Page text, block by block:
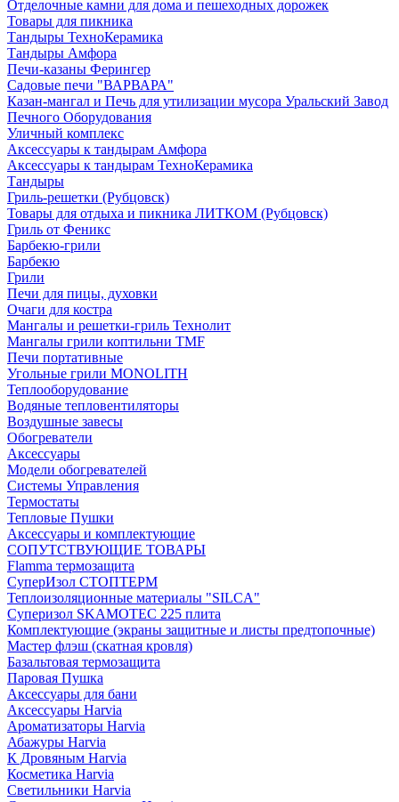
Отделочные камни для дома и пешеходных дорожек
Товары для пикника
Тандыры ТехноКерамика
Тандыры Амфора
Печи-казаны Ферингер
Садовые печи "ВАРВАРА"
Казан-мангал и Печь для утилизации мусора Уральский Завод
Печного Оборудования
Уличный комплекс
Аксессуары к тандырам Амфора
Аксессуары к тандырам ТехноКерамика
Тандыры
Гриль-решетки (Рубцовск)
Товары для отдыха и пикника ЛИТКОМ (Рубцовск)
Гриль от Феникс
Барбекю-грили
Барбекю
Грили
Печи для пицы, духовки
Очаги для костра
Мангалы и решетки-гриль Технолит
Мангалы грили коптильни TMF
Печи портативные
Угольные грили MONOLITH
Теплооборудование
Водяные тепловентиляторы
Воздушные завесы
Обогреватели
Аксессуары
Модели обогревателей
Системы Управления
Термостаты
Тепловые Пушки
Аксессуары и комплектующие
СОПУТСТВУЮЩИЕ ТОВАРЫ
Flamma термозащита
СуперИзол СТОПТЕРМ
Теплоизоляционные материалы "SILCA"
Суперизол SKAMOTEC 225 плита
Комплектующие (экраны защитные и листы предтопочные)
Мастер флэш (скатная кровля)
Базальтовая термозащита
Паровая Пушка
Аксессуары для бани
Аксессуары Harvia
Ароматизаторы Harvia
Абажуры Harvia
К Дровяным Harvia
Косметика Harvia
Светильники Harvia